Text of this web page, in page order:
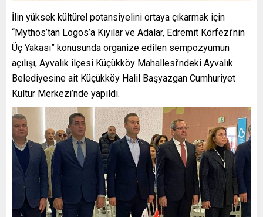
İlin yüksek kültürel potansiyelini ortaya çıkarmak için
“Mythos’tan Logos’a Kıyılar ve Adalar, Edremit Körfezi’nin
Üç Yakası” konusunda organize edilen sempozyumun
açılışı, Ayvalık ilçesi Küçükköy Mahallesi’ndeki Ayvalık
Belediyesine ait Küçükköy Halil Başyazgan Cumhuriyet
Kültür Merkezi’nde yapıldı.